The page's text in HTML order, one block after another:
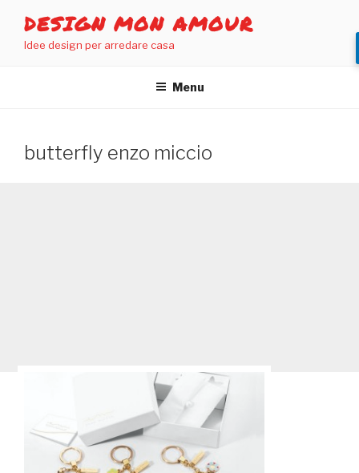
contenuto
DESIGN MON AMOUR
Idee design per arredare casa
Menu
butterfly enzo miccio